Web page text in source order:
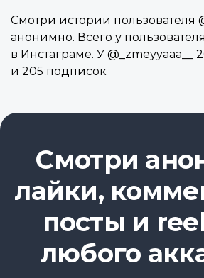
Смотри истории пользователя
анонимно. Всего у
в Инстаграме. У @_zmeyyaaa__
и 205 подписок
Смотри
лайки,
посты и
любого